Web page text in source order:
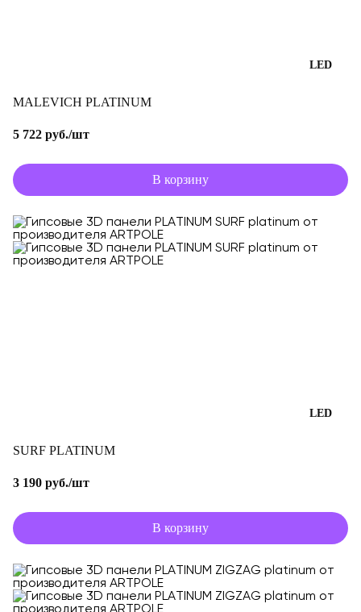
LED
MALEVICH PLATINUM
5 722 руб./шт
В корзину
LED
SURF PLATINUM
3 190 руб./шт
В корзину